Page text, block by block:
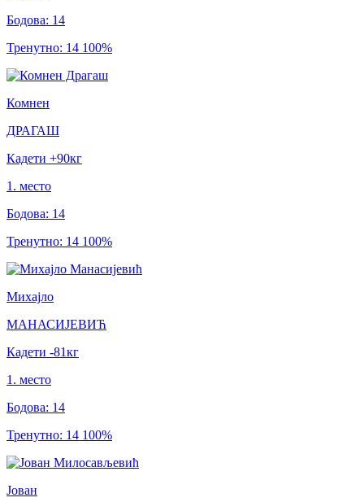
Бодова: 14
Тренутно: 14 100%
Комнен
ДРАГАШ
Кадети +90кг
1 . место
Бодова: 14
Тренутно: 14 100%
Михајло
МАНАСИЈЕВИЋ
Кадети -81кг
1 . место
Бодова: 14
Тренутно: 14 100%
Јован